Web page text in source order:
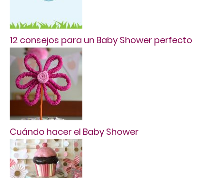
12 consejos para un Baby Shower perfecto
Cuándo hacer el Baby Shower